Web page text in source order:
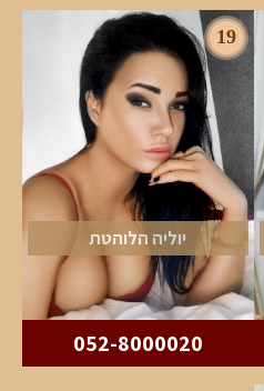
19
יוליה הלוהטת
052-8000020